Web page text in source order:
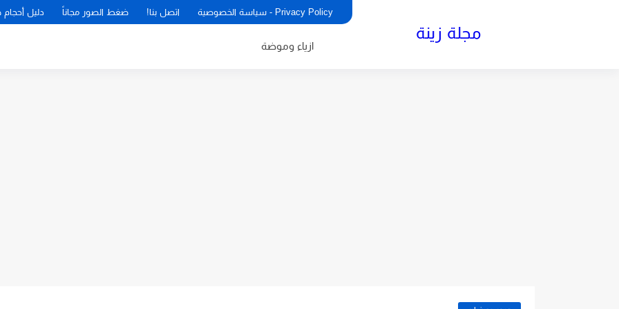
Privacy Policy - سياسة الخصوصية اتصل بنا! ضغط الصور مجاناً دليل
مجلة زينة
ازياء وموضة